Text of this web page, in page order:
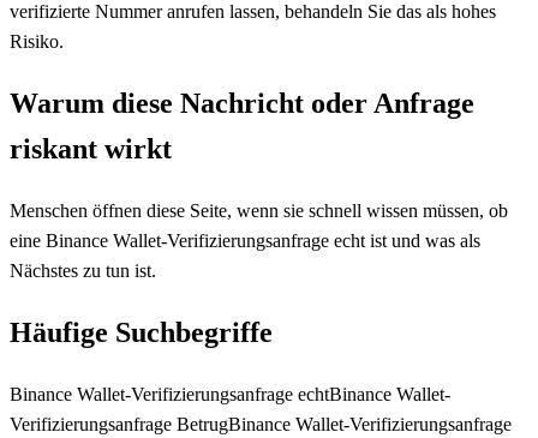
verifizierte Nummer anrufen lassen, behandeln Sie das als hohes
Risiko.
Warum diese Nachricht oder Anfrage
riskant wirkt
Menschen öffnen diese Seite, wenn sie schnell wissen müssen, ob
eine Binance Wallet-Verifizierungsanfrage echt ist und was als
Nächstes zu tun ist.
Häufige Suchbegriffe
Binance Wallet-Verifizierungsanfrage echtBinance Wallet-
Verifizierungsanfrage BetrugBinance Wallet-Verifizierungsanfrage